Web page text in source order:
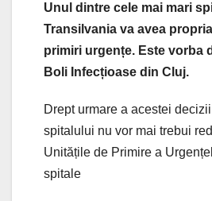
Unul dintre cele mai mari
Transilvania va avea
primiri urgențe. Este vorba
Boli Infecțioase din Cluj.
Drept urmare a acestei
spitalului nu vor mai trebui
Unitățile de Primire a
spitale